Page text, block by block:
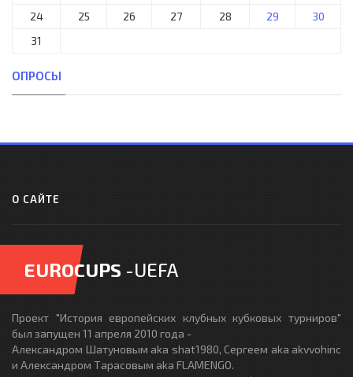
24
25 26 27 28 29
30
31
ОПРОСЫ
О САЙТЕ
EUROCUPS -UEFA
Проект "История европейских клубных кубковых турниров"
был запущен 11 апреля 2010 года -
Александром Шатуновым aka shat1980, Сергеем aka akvvohinc
и Александром Тарасовым aka FLAMENGO.